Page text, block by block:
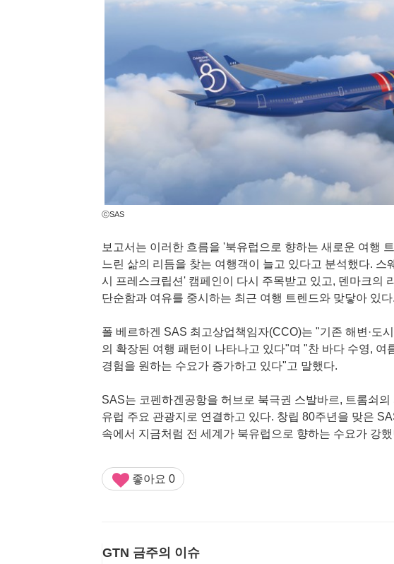
ⓒSAS
보고서는 이러한 흐름을 '북유럽으로 향하는 새로운 여행
느린 삶의 리듬을 찾는 여행객이 늘고 있다고 분석했다. 스
시 프레스크립션' 캠페인이 다시 주목받고 있고, 덴마크의
단순함과 여유를 중시하는 최근 여행 트렌드와 맞닿아 있다.
폴 베르하겐 SAS 최고상업책임자(CCO)는 "기존 해변·도
의 확장된 여행 패턴이 나타나고 있다"며 "찬 바다 수영, 여
경험을 원하는 수요가 증가하고 있다"고 말했다.
SAS는 코펜하겐공항을 허브로 북극권 스발바르, 트롬쇠
유럽 주요 관광지로 연결하고 있다. 창립 80주년을 맞은
속에서 지금처럼 전 세계가 북유럽으로 향하는 수요가 강
좋아요 0
GTN 금주의 이슈